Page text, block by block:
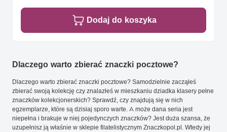
Dodaj do koszyka
Dlaczego warto zbierać znaczki pocztowe?
Dlaczego warto zbierać znaczki pocztowe? Samodzielnie zacząłeś
zbierać swoją kolekcję czy znalazłeś w mieszkaniu dziadka klasery pełne
znaczków kolekcjonerskich? Sprawdź, czy znajdują się w nich
egzemplarze, które są dzisiaj sporo warte. A może dana seria jest
niepełna i brakuje w niej pojedynczych znaczków? Jest duża szansa, że
uzupełnisz ją właśnie w sklepie filatelistycznym Znaczkopol.pl. Wtedy jej